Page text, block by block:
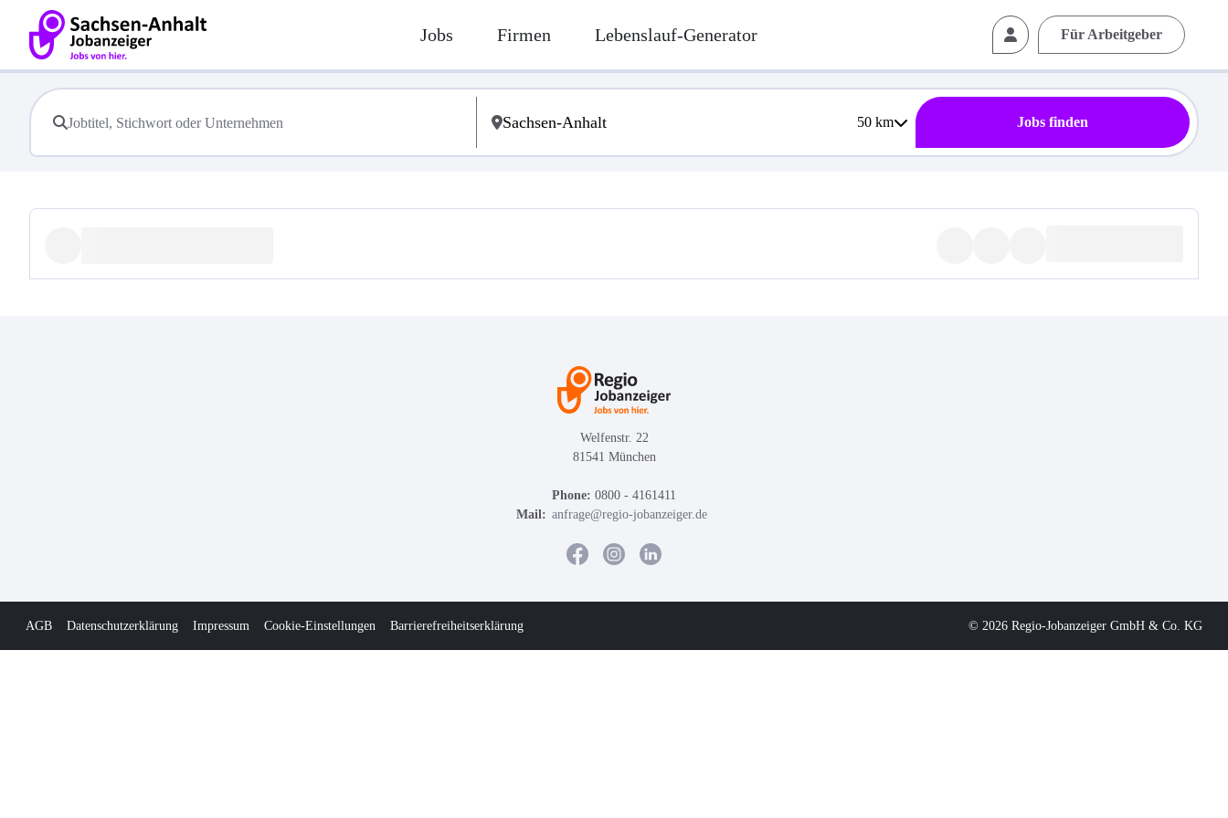
Jobs Firmen Lebenslauf-Generator Für Arbeitgeber
50km Jobs finden
Welfenstr. 22
81541 München
Phone: 0800 - 4161411
Mail: anfrage@regio-jobanzeiger.de
AGB Datenschutzerklärung Impressum Cookie-Einstellungen Barrierefreiheitserklärung © 2026 Regio-Jobanzeiger GmbH & Co. KG